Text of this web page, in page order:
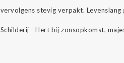
vervolgens stevig verpakt.
Schilderij - Hert bij zonsopkomst,